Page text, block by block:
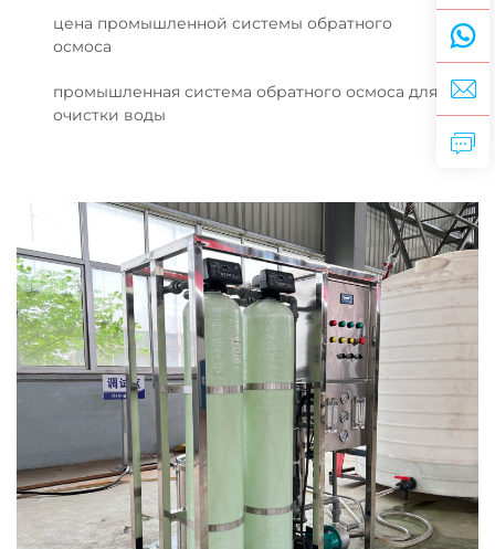
цена промышленной системы обратного
осмоса
промышленная система обратного осмоса для
очистки воды